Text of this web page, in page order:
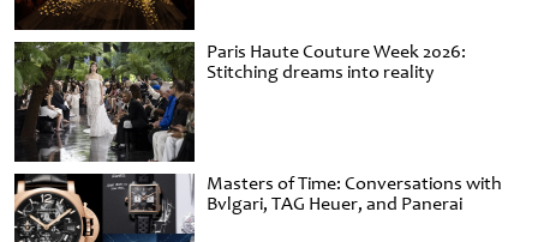
Paris Haute Couture Week 2026:
Stitching dreams into reality
Masters of Time: Conversations with
Bvlgari, TAG Heuer, and Panerai